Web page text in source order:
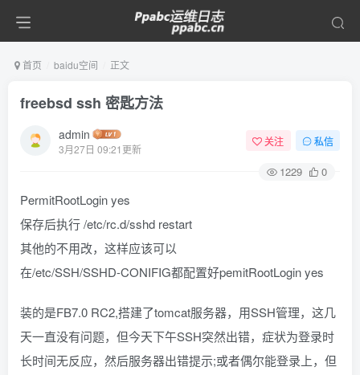
首页 baidu空间 正文
freebsd ssh 密匙方法
admin
3月27日 09:21更新
关注 私信
1229 0
PermitRootLogin yes
保存后执行 /etc/rc.d/sshd restart
其他的不用改，这样应该可以
在/etc/SSH/SSHD-CONIFIG都配置好pemitRootLogin yes
装的是FB7.0 RC2,搭建了tomcat服务器，用SSH管理，这几
天一直没有问题，但今天下午SSH突然出错，症状为登录时
长时间无反应，然后服务器出错提示;或者偶尔能登录上，但